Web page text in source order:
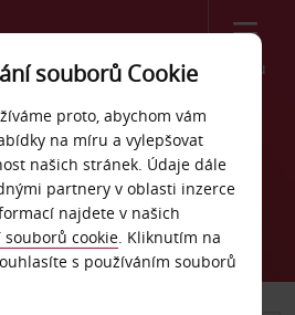
Menu
Frankfurt,
souborů Cookie
proto, abychom vám
na míru a vylepšovat
našich stránek. Údaje dále
partnery v oblasti inzerce
najdete v našich
cookie. Kliknutím na
s používáním souborů